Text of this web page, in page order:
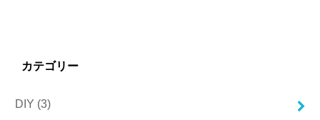
カテゴリー
DIY (3)